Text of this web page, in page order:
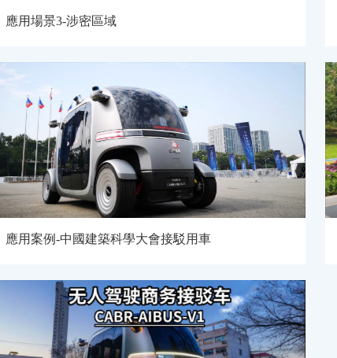
應用場景3-涉密區域
應用案例-中國建築科學大會接駁用車